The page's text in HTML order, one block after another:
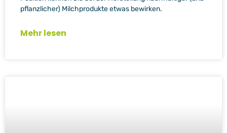
pflanzlicher) Milchprodukte etwas bewirken.
Mehr lesen